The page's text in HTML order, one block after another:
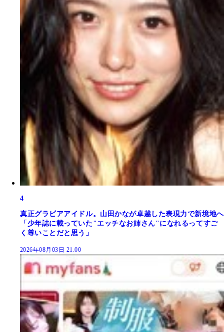
4
真正グラビアアイドル。山田かなが卓越した表現力で新境地へ
「少年誌に載っていた"エッチなお姉さん"になれるってすご
く尊いことだと思う」
2026年08月03日 21:00